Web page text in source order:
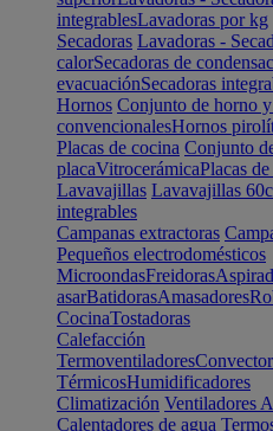
integrablesLavadoras por kg
Secadoras Lavadoras -
calorSecadoras de
evacuaciónSecadoras
Hornos Conjunto de horno
convencionalesHornos
Placas de cocina Conjunto
placaVitrocerámicaPlacas
Lavavajillas Lavavajillas
integrables
Campanas extractoras
Pequeños electrodomésticos
MicroondasFreidoras
asarBatidorasAmasadores
CocinaTostadoras
Calefacción
Termoventiladores
TérmicosHumidificadores
Climatización Ventiladores
Calentadores de agua